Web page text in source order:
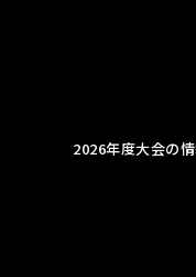
2026年度大会の